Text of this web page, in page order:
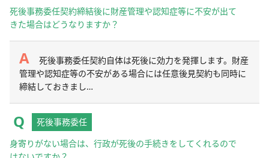
死後事務委任契約締結後に財産管理や認知症等に不安が出て
きた場合はどうなりますか？
死後事務委任契約自体は死後に効力を発揮します。財産
管理や認知症等の不安がある場合には任意後見契約も同時に
締結しておきまし…
死後事務委任
身寄りがない場合は、行政が死後の手続きをしてくれるので